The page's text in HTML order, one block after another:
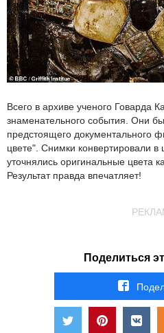
Всего в архиве ученого Говарда
знаменательного события. Они
предстоящего документального
цвете". Снимки конвертировали
уточнялись оригинальные цвета
Результат правда впечатляет!
Поделиться